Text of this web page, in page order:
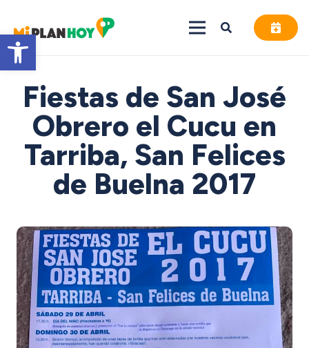
Abrir barra de herramientas
Fiestas de San José
Obrero el Cucu en
Tarriba, San Felices
de Buelna 2017